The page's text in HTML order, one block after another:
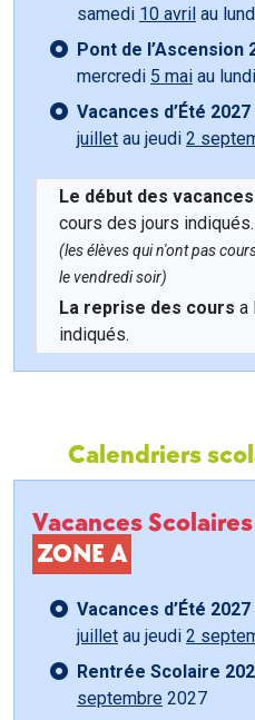
samedi 10 avril au
Pont de l’Ascension
mercredi 5 mai au lundi
Vacances d’Été
juillet au jeudi 2
Le début des vacances
cours des jours indiqués.
(les élèves qui n'ont pas
le vendredi soir)
La reprise des cours a
indiqués.
Calendriers
Vacances
ZONE A
Vacances d’Été
juillet au jeudi 2
Rentrée Scolaire
septembre 2027